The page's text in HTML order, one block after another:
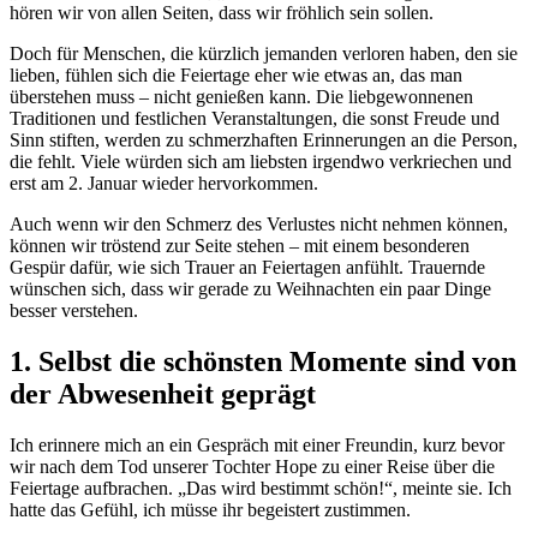
hören wir von allen Seiten, dass wir fröhlich sein sollen.
Doch für Menschen, die kürzlich jemanden verloren haben, den sie
lieben, fühlen sich die Feiertage eher wie etwas an, das man
überstehen muss – nicht genießen kann. Die liebgewonnenen
Traditionen und festlichen Veranstaltungen, die sonst Freude und
Sinn stiften, werden zu schmerzhaften Erinnerungen an die Person,
die fehlt. Viele würden sich am liebsten irgendwo verkriechen und
erst am 2. Januar wieder hervorkommen.
Auch wenn wir den Schmerz des Verlustes nicht nehmen können,
können wir tröstend zur Seite stehen – mit einem besonderen
Gespür dafür, wie sich Trauer an Feiertagen anfühlt. Trauernde
wünschen sich, dass wir gerade zu Weihnachten ein paar Dinge
besser verstehen.
1. Selbst die schönsten Momente sind von
der Abwesenheit geprägt
Ich erinnere mich an ein Gespräch mit einer Freundin, kurz bevor
wir nach dem Tod unserer Tochter Hope zu einer Reise über die
Feiertage aufbrachen. „Das wird bestimmt schön!“, meinte sie. Ich
hatte das Gefühl, ich müsse ihr begeistert zustimmen.